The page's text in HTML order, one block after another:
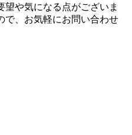
や気になる点がございま
で、お気軽にお問い合わせ